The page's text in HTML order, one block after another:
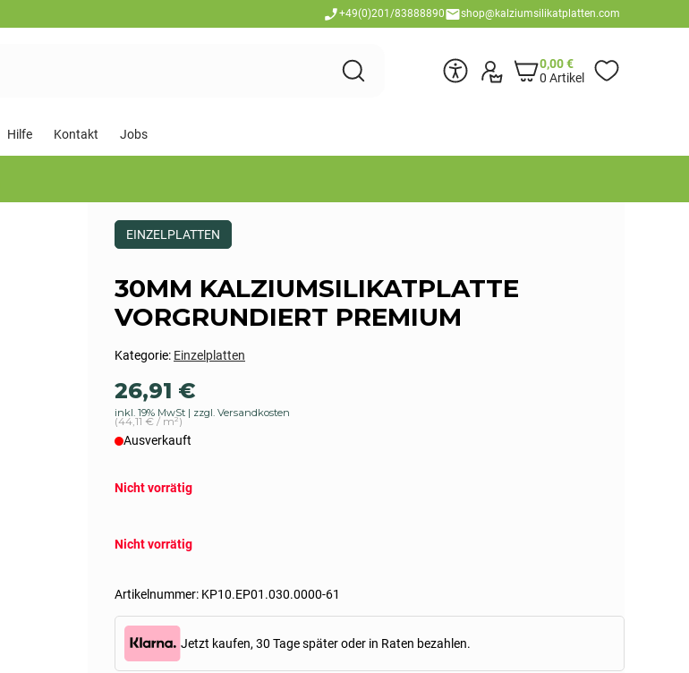
+49(0)201/83888890 shop@kalziumsilikatplatten.com
0,00€
0 Artikel
Hilfe Kontakt Jobs
Dieses
Produkt
als:
Einzelplatten
EINZELPLATTEN
30MM KALZIUMSILIKATPLATTE
VORGRUNDIERT PREMIUM
Artikelnummer: KP10.EP01.030.0000-61
Kategorie: Einzelplatten
26,91 €
inkl. 19% MwSt zzgl. Versandkosten
(44,11 € / m²)
Nicht vorrätig
Nicht vorrätig
Jetzt kaufen, 30 Tage später oder in Raten bezahlen.
Ausverkauft